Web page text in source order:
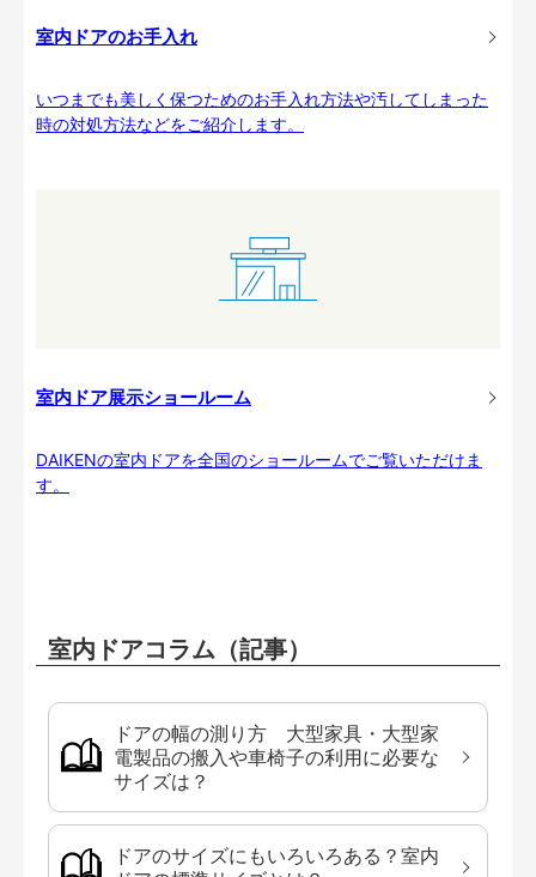
室内ドアのお手入れ
いつまでも美しく保つためのお手入れ方法や汚してしまった
時の対処方法などをご紹介します。
室内ドア展示ショールーム
DAIKENの室内ドアを全国のショールームでご覧いただけま
す。
室内ドアコラム（記事）
ドアの幅の測り方 大型家具・大型家
電製品の搬入や車椅子の利用に必要な
サイズは？
ドアのサイズにもいろいろある？室内